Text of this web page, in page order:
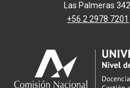
Las Palmeras
+56 2 2978 7201